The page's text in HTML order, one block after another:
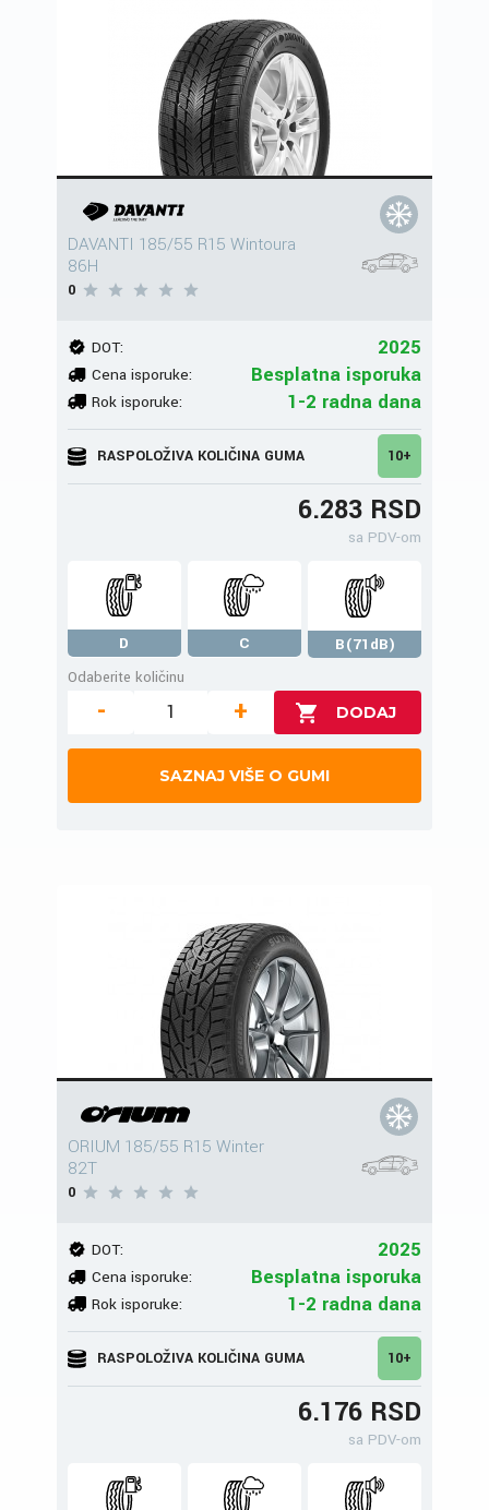
DAVANTI 185/55 R15 Wintoura
86H
0
DOT: 2025
Cena isporuke: Besplatna isporuka
Rok isporuke: 1-2 radna dana
RASPOLOŽIVA KOLIČINA GUMA 10+
6.283 RSD
sa PDV-om
D C
B(71dB)
Odaberite količinu
- +
SAZNAJ VIŠE O GUMI
ORIUM 185/55 R15 Winter
82T
0
DOT: 2025
Cena isporuke: Besplatna isporuka
Rok isporuke: 1-2 radna dana
RASPOLOŽIVA KOLIČINA GUMA 10+
6.176 RSD
sa PDV-om